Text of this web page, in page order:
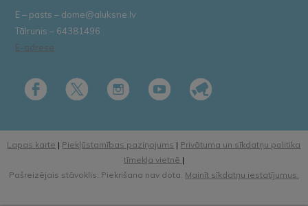
E – pasts – dome@aluksne.lv
Tālrunis – 64381496
E-adrese
Lapas karte | Piekļūstamības paziņojums | Privātuma un sīkdatņu politika
tīmekļa vietnē |
Pašreizējais stāvoklis: Piekrišana nav dota. Mainīt sīkdatņu iestatījumus.